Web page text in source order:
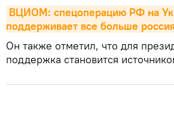
ВЦИОМ: спецоперацию РФ на
поддерживает все больше
Он также отметил, что для
поддержка становится